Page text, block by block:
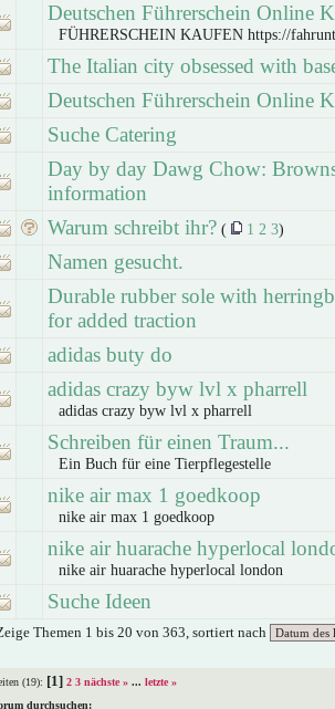
Deutschen Führerschein Online
FÜHRERSCHEIN KAUFEN https://
The Italian city obsessed with
Deutschen Führerschein Online
Suche Catering
Day by day Dawg Chow:
information
Warum schreibt ihr? ( 1 2 3)
Namen gesucht.
Durable rubber sole with
for added traction
adidas buty do
adidas crazy byw lvl x pharrell
adidas crazy byw lvl x pharrell
Schreiben für einen Traum...
Ein Buch für eine Tierpflegestelle
nike air max 1 goedkoop
nike air max 1 goedkoop
nike air huarache hyperlocal
nike air huarache hyperlocal london
Suche Ideen
Themen 1 bis 20 von 363, sortiert nach
(19): [1] 2 3 nächste » ... letzte »
durchsuchen: